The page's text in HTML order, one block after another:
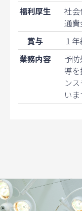
福利厚生
社
通
賞与
１
業務内容
予
導
ン
いま